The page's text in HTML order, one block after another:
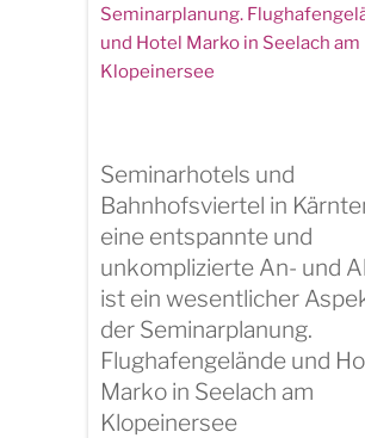
Seminarhotels und
Bahnhofsviertel in
eine entspannte und
unkomplizierte An- und
ist ein wesentlicher
der Seminarplanung.
Flughafengelände und
Marko in Seelach am
Klopeinersee